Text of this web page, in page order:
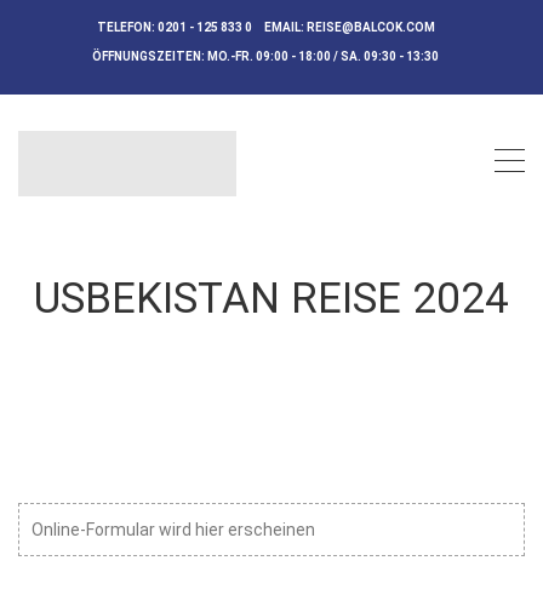
TELEFON: 0201 - 125 833 0 EMAIL: REISE@BALCOK.COM
ÖFFNUNGSZEITEN: MO.-FR. 09:00 - 18:00 / SA. 09:30 - 13:30
USBEKISTAN REISE 2024
Online-Formular wird hier erscheinen